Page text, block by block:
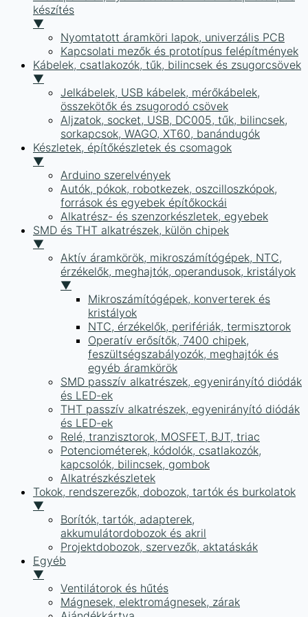
készítés
▼
Nyomtatott áramköri lapok, univerzális PCB
Kapcsolati mezők és prototípus felépítmények
Kábelek, csatlakozók, tűk, bilincsek és zsugorcsövek
▼
Jelkábelek, USB kábelek, mérőkábelek,
összekötők és zsugorodó csövek
Aljzatok, socket, USB, DC005, tűk, bilincsek,
sorkapcsok, WAGO, XT60, banándugók
Készletek, építőkészletek és csomagok
▼
Arduino szerelvények
Autók, pókok, robotkezek, oszcilloszkópok,
források és egyebek építőkockái
Alkatrész- és szenzorkészletek, egyebek
SMD és THT alkatrészek, külön chipek
▼
Aktív áramkörök, mikroszámítógépek, NTC,
érzékelők, meghajtók, operandusok, kristályok
▼
Mikroszámítógépek, konverterek és
kristályok
NTC, érzékelők, perifériák, termisztorok
Operatív erősítők, 7400 chipek,
feszültségszabályozók, meghajtók és
egyéb áramkörök
SMD passzív alkatrészek, egyenirányító diódák
és LED-ek
THT passzív alkatrészek, egyenirányító diódák
és LED-ek
Relé, tranzisztorok, MOSFET, BJT, triac
Potenciométerek, kódolók, csatlakozók,
kapcsolók, bilincsek, gombok
Alkatrészkészletek
Tokok, rendszerezők, dobozok, tartók és burkolatok
▼
Borítók, tartók, adapterek,
akkumulátordobozok és akril
Projektdobozok, szervezők, aktatáskák
Egyéb
▼
Ventilátorok és hűtés
Mágnesek, elektromágnesek, zárak